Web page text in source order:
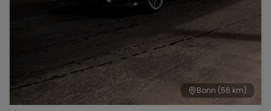
Bonn (56 km)